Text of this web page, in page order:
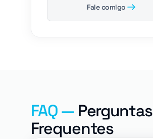
Fale comigo
FAQ — Perguntas
Frequentes